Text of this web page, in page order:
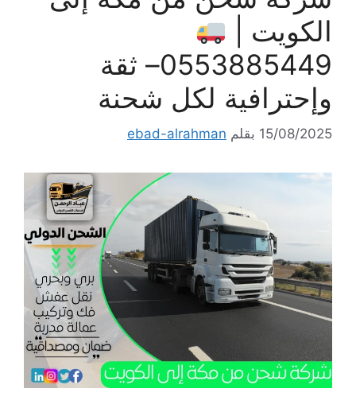
الكويت |
0553885449– ثقة
وإحترافية لكل شحنة
15/08/2025 بقلم ebad-alrahman